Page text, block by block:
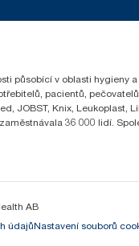
působící v oblasti
pacientů,
JOBST, Knix, Leukoplast,
36 000 lidí.
AB
údajůNastavení souborů